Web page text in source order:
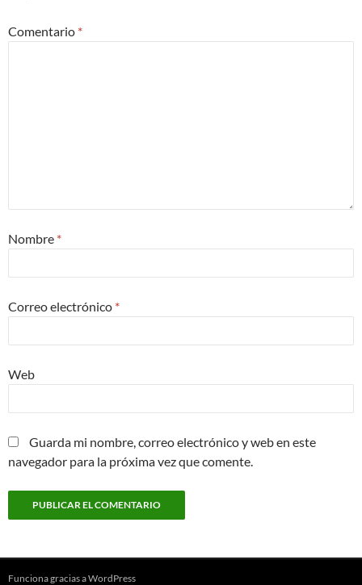
Comentario *
Nombre *
Correo electrónico *
Web
Guarda mi nombre, correo electrónico y web en este
navegador para la próxima vez que comente.
Funciona gracias a WordPress